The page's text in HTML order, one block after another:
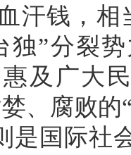
汗钱，
独”分裂
及广大
、腐败的
是国际社